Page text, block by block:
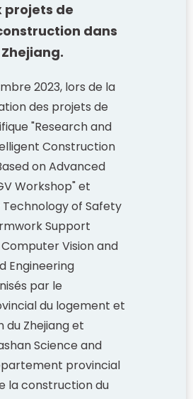
projets de
dans
2023, lors de la
des projets de
"Research and
Construction
on Advanced
Workshop" et
Technology of Safety
Support
Vision and
Engineering
par le
du logement et
Zhejiang et
Science and
provincial
la construction du